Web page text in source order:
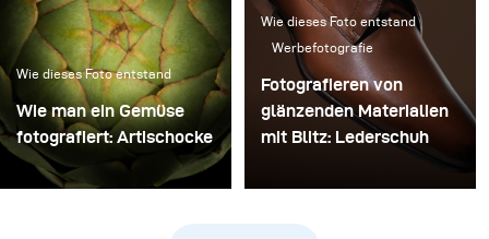
Wie dieses Foto entstand
Wie man ein Gemüse
fotografiert: Artischocke
Wie dieses Foto entstand
Werbefotografie
Fotografieren von
glänzenden Materialien
mit Blitz: Lederschuh